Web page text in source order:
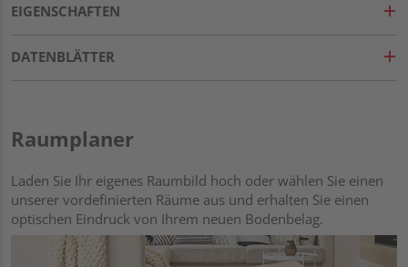
EIGENSCHAFTEN
DATENBLÄTTER
Raumplaner
Laden Sie Ihr eigenes Raumbild hoch oder wählen Sie einen
unserer vordefinierten Räume aus und erhalten Sie einen
optischen Eindruck von Ihrem neuen Bodenbelag.